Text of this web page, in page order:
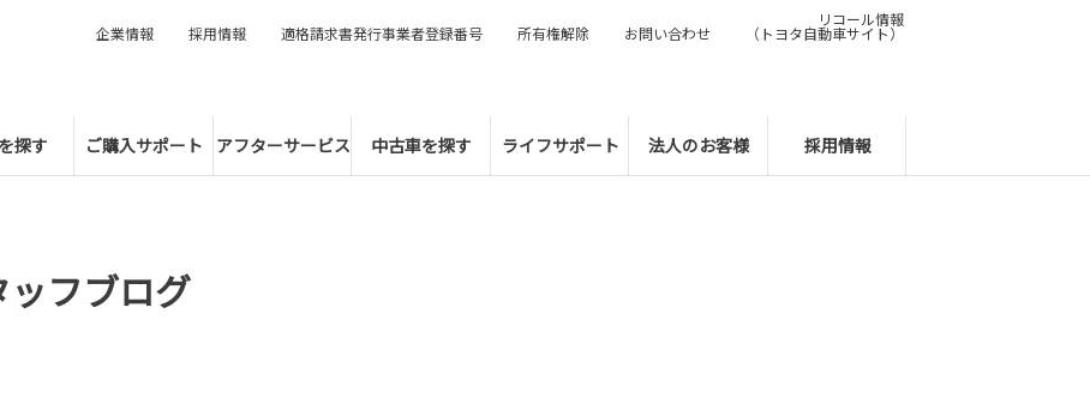
探す ご購入サポート アフターサービス 中古車を探す ライフサポート 法人のお客様 採用情報
企業情報 採用情報 適格請求書発行事業者登録番号 所有権解除 お問い合わせ
リコール情報
（トヨタ自動車サイト）
フブログ